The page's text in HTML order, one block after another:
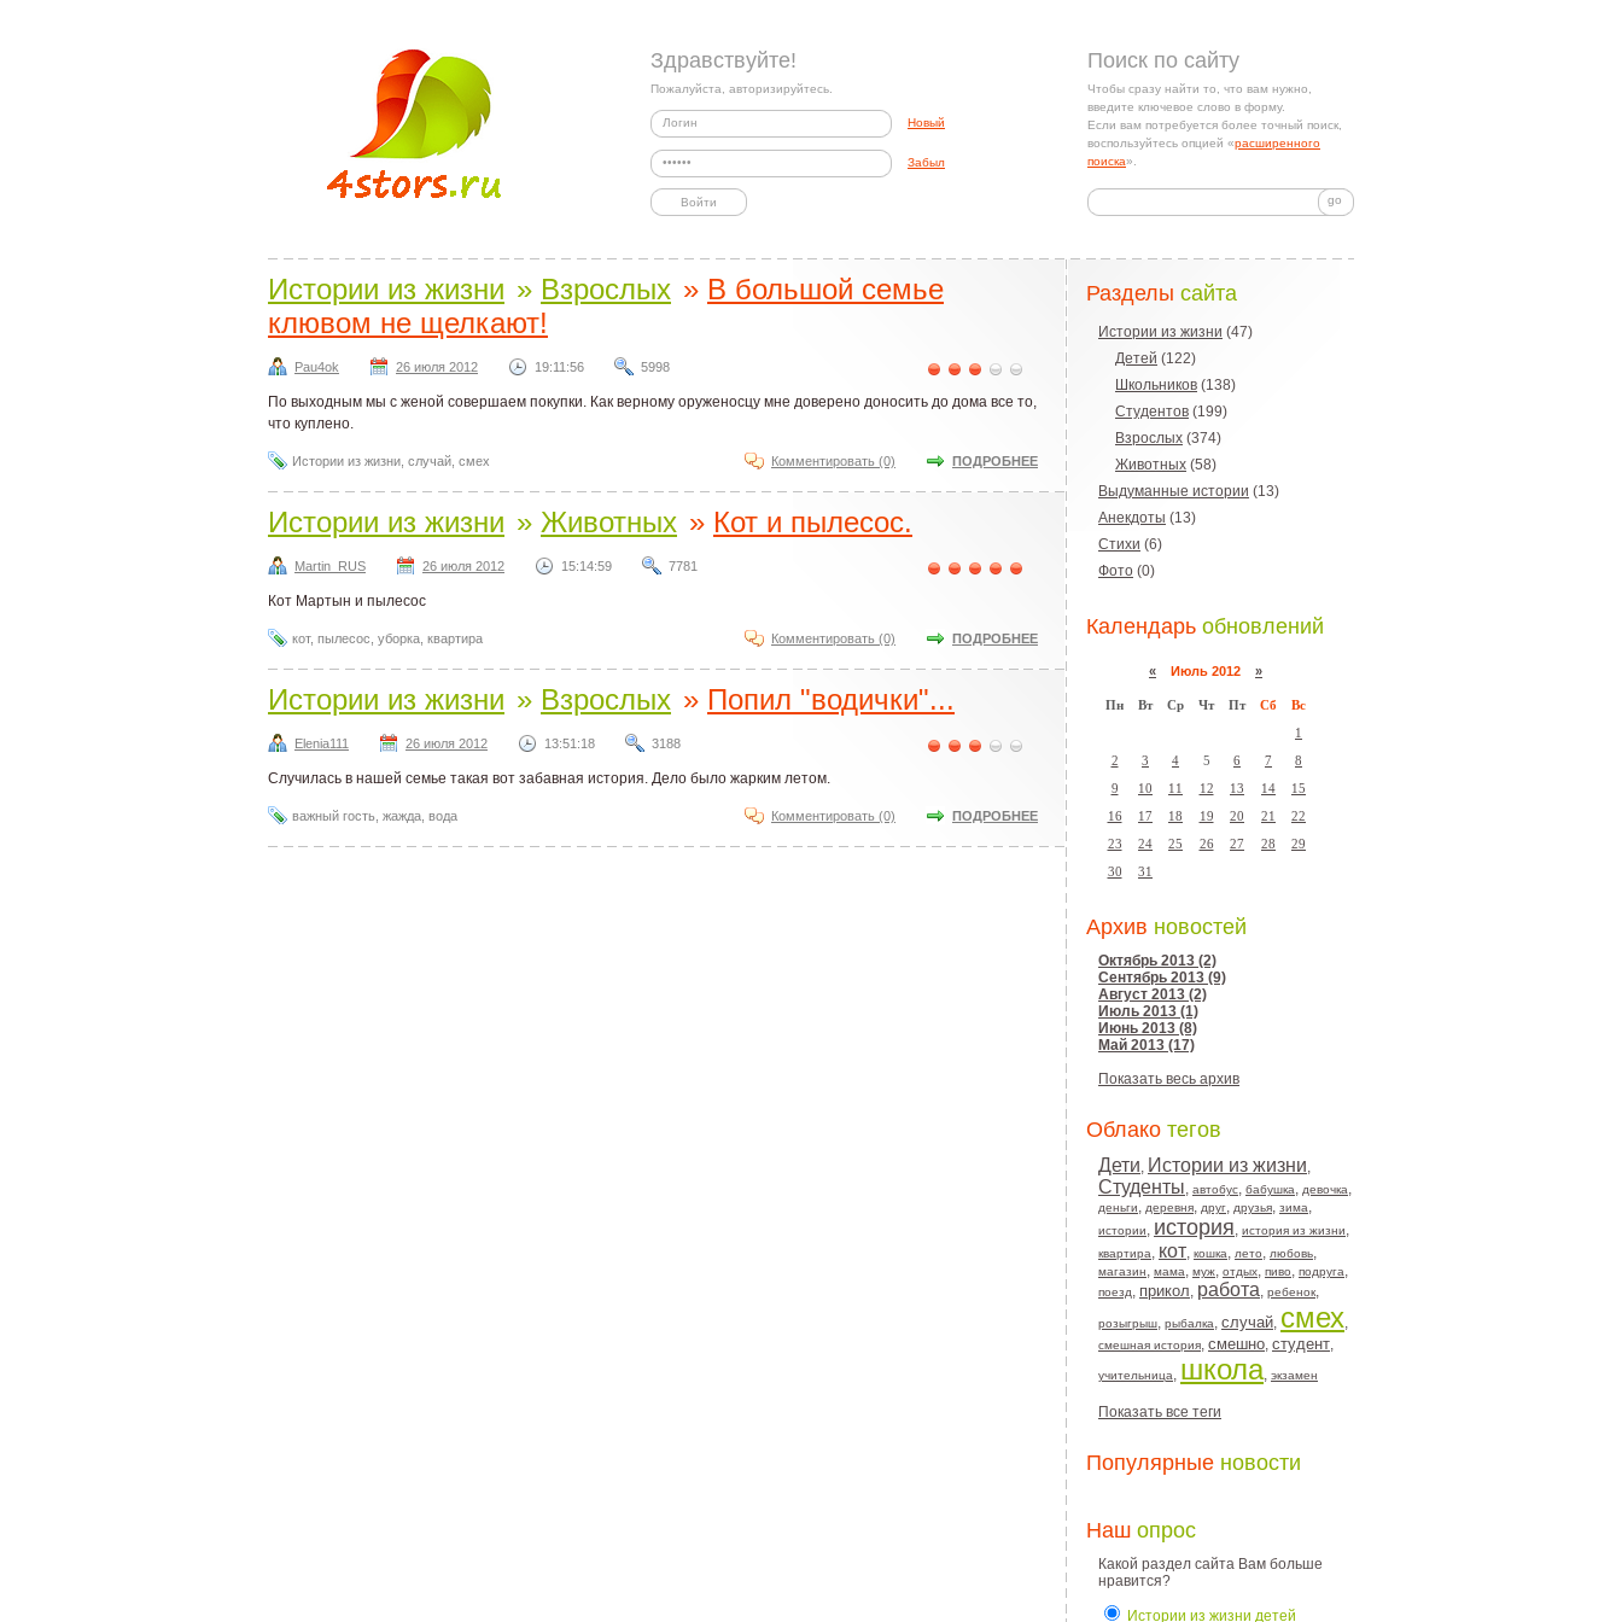
Здравствуйте!
Пожалуйста, авторизируйтесь.
Новый
Забыл
Поиск по сайту
Чтобы сразу найти то, что вам нужно,
введите ключевое слово в форму.
Если вам потребуется более точный поиск,
воспользуйтесь опцией «расширенного
поиска».
Разделы сайта
Истории из жизни (47)
Детей (122)
Школьников (138)
Студентов (199)
Взрослых (374)
Животных (58)
Выдуманные истории (13)
Анекдоты (13)
Стихи (6)
Фото (0)
Календарь обновлений
« Июль 2012 »
Пн Вт Ср Чт Пт Сб
Вс
1
2
3 4 5 6 7
8
9
10 11 12 13 14
15
16
17 18 19 20 21
22
23
24 25 26 27 28
29
30
31
Архив новостей
Октябрь 2013 (2)
Сентябрь 2013 (9)
Август 2013 (2)
Июль 2013 (1)
Июнь 2013 (8)
Май 2013 (17)
Показать весь архив
Облако тегов
Дети, Истории из жизни,
Студенты, автобус, бабушка, девочка,
деньги, деревня, друг, друзья, зима,
истории, история, история из жизни,
квартира, кот, кошка, лето, любовь,
магазин, мама, муж, отдых, пиво, подруга,
поезд, прикол, работа, ребенок,
розыгрыш, рыбалка, случай, смех,
смешная история, смешно, студент,
учительница, школа, экзамен
Показать все теги
Популярные новости
Наш опрос
Какой раздел сайта Вам больше
нравится?
Истории из жизни детей
Истории из жизни » Взрослых » В большой семье
клювом не щелкают!
Pau4ok 26 июля 2012 19:11:56 5998
По выходным мы с женой совершаем покупки. Как верному оруженосцу мне доверено доносить до дома все то,
что куплено.
Истории из жизни случай смех Комментировать (0) ПОДРОБНЕЕ
Истории из жизни » Животных » Кот и пылесос.
Martin_RUS 26 июля 2012 15:14:59 7781
Кот Мартын и пылесос
кот, пылесос уборка квартира Комментировать (0) ПОДРОБНЕЕ
Истории из жизни » Взрослых » Попил "водички"...
Elenia111 26 июля 2012 13:51:18 3188
Случилась в нашей семье такая вот забавная история. Дело было жарким летом.
важный гость жажда вода Комментировать (0) ПОДРОБНЕЕ